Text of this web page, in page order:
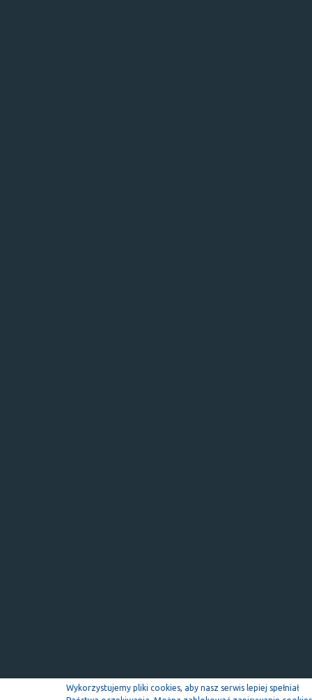
Wykorzystujemy pliki cookies, aby nasz serwis lepiej spełniał